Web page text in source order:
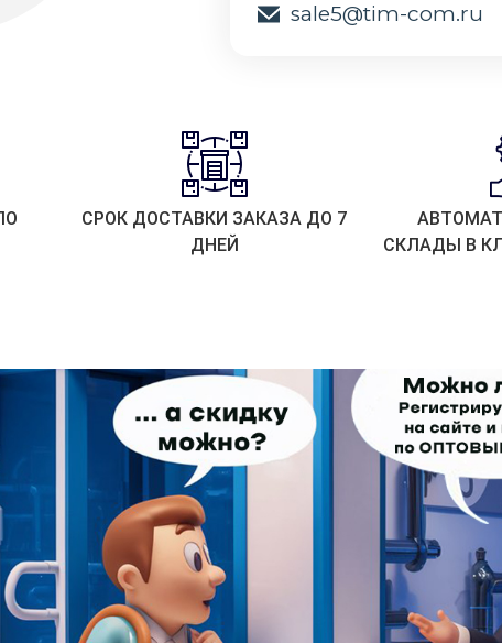
sale5@tim-com.ru
СРОК ДОСТАВКИ ЗАКАЗА ДО 7
ДНЕЙ
СКЛАДЫ В